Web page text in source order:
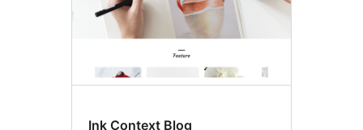
Ink Context Blog